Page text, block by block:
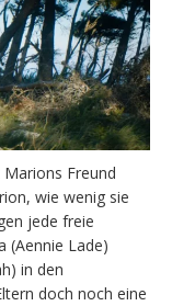
Freund
wie wenig sie
jede freie
(Aennie Lade)
in den
doch noch eine